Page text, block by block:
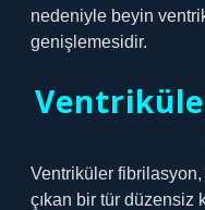
nedeniyle beyin
genişlemesidir.
Ventriküler
çıkan bir tür düzensiz